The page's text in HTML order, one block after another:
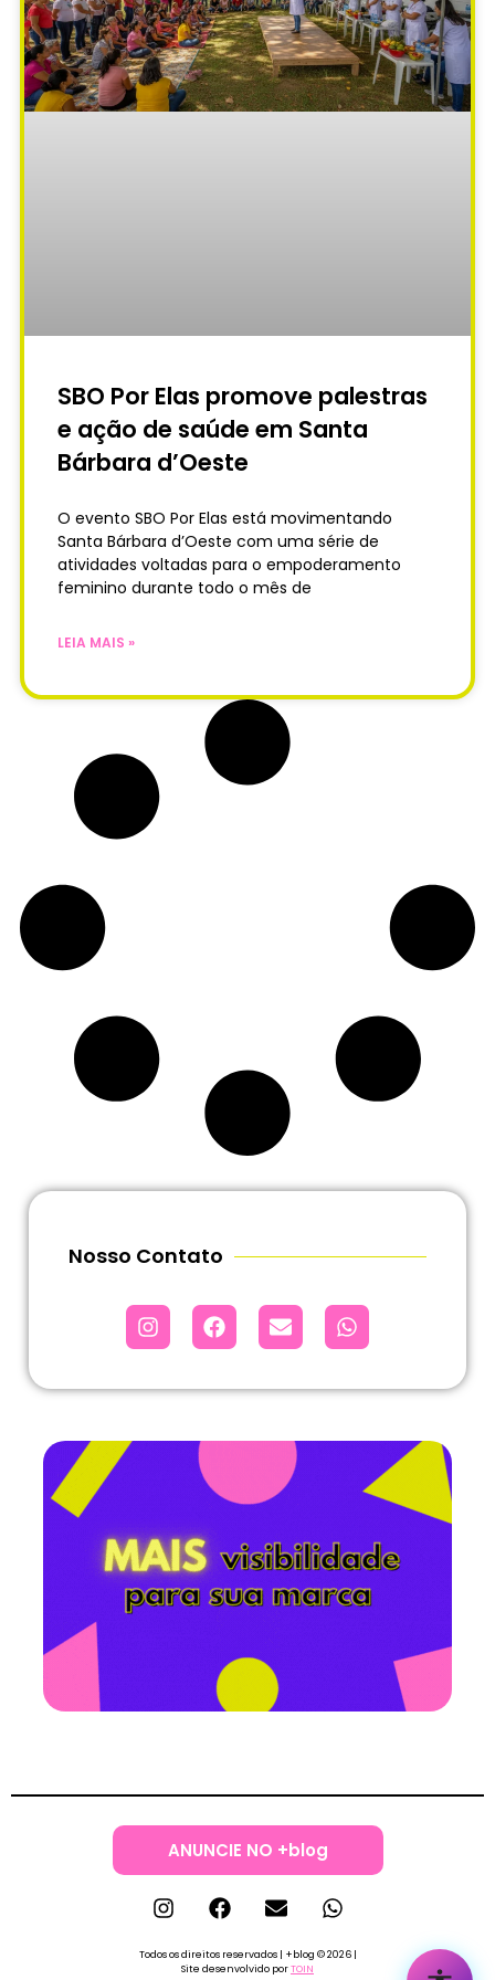
SBO Por Elas promove palestras
e ação de saúde em Santa
Bárbara d’Oeste
O evento SBO Por Elas está movimentando
Santa Bárbara d’Oeste com uma série de
atividades voltadas para o empoderamento
feminino durante todo o mês de
LEIA MAIS »
Nosso Contato
Todos os direitos reservados | +blog © 2026 |
Site desenvolvido porTOIN
ANUNCIE NO +blog